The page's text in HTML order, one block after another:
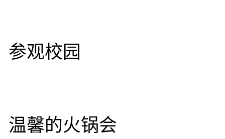
参观校园
温馨的火锅会